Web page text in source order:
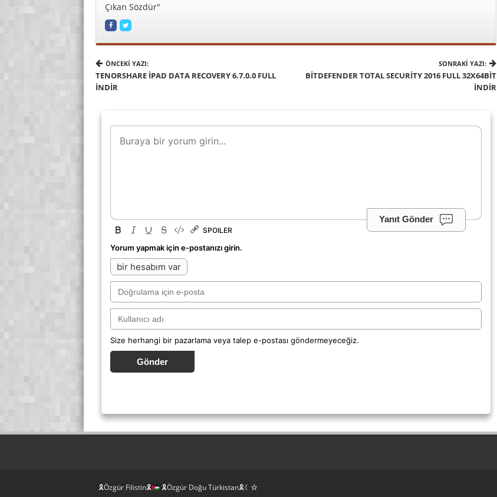
Çıkan Sözdür"
ÖNCEKI YAZI:
TENORSHARE IPAD DATA RECOVERY 6.7.0.0 FULL
INDIR
SONRAKI YAZI:
BITDEFENDER TOTAL SECURITY 2016 FULL 32X64BIT
İNDIR
Yanıt Gönder
SPOILER
Yorum yapmak için e-postanızı girin.
bir hesabım var
Size herhangi bir pazarlama veya talep e-postası göndermeyeceğiz.
Gönder
🎗Özgür Filistin🎗 🎗Özgür Doğu Türkistan🎗☾☆